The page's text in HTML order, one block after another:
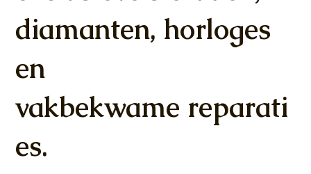
Prijs
€ 649,00
Lab grown Diamant
Prijs
€ 749,00
Diamant
(14k) met Lab grown
Diamant
Prijs
€ 649,00
Lab grown Diamant
Prijs
€ 449,00
Prijs
€ 599,00
Lab grown Diamant
Prijs
€ 899,00
Prijs
€ 649,00
Lab grown Diamant
Prijs
€ 699,00
Prijs
€ 849,00
Lab grown Diamant
Prijs
€ 1.049,00
Prijs
€ 549,00
Lab grown Diamant
Prijs
€ 799,00
diamanten, horloges
en
vakbekwame reparati
es.